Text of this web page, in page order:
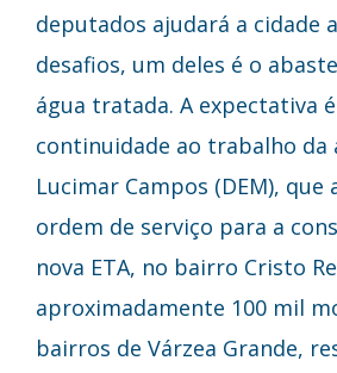
deputados ajudará a cidade
desafios, um deles é o
água tratada. A expectativa
continuidade ao trabalho
Lucimar Campos (DEM), que
ordem de serviço para a
nova ETA, no bairro Cristo
aproximadamente 100 mil
bairros de Várzea Grande,